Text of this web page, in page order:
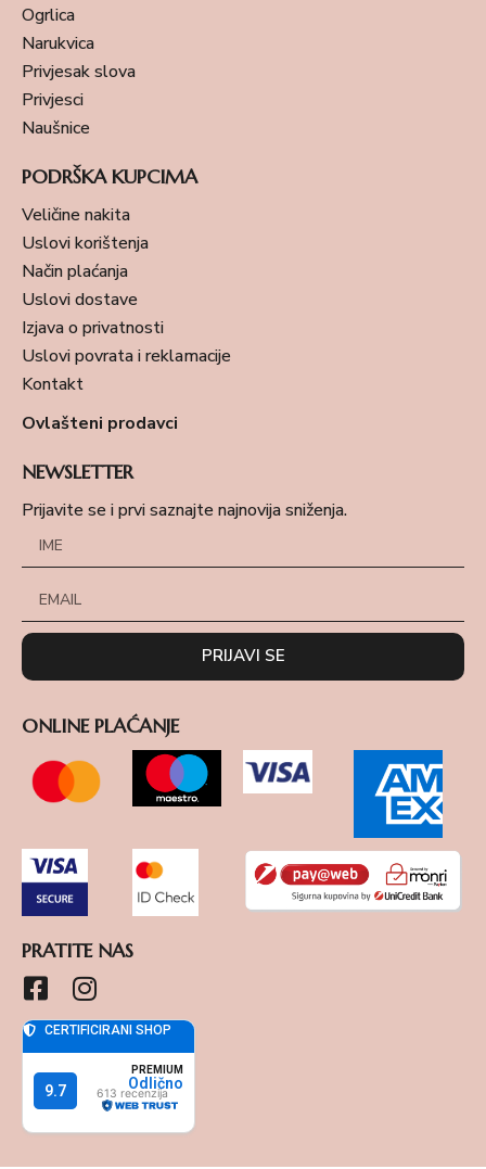
Ogrlica
Narukvica
Privjesak slova
Privjesci
Naušnice
PODRŠKA KUPCIMA
Veličine nakita
Uslovi korištenja
Način plaćanja
Uslovi dostave
Izjava o privatnosti
Uslovi povrata i reklamacije
Kontakt
Ovlašteni prodavci
NEWSLETTER
Prijavite se i prvi saznajte najnovija sniženja.
PRIJAVI SE
ONLINE PLAĆANJE
PRATITE NAS